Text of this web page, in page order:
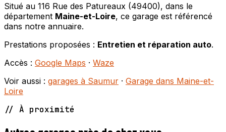
Situé au 116 Rue des Patureaux (49400), dans le
département Maine-et-Loire, ce garage est référencé
dans notre annuaire.
Prestations proposées : Entretien et réparation auto.
Accès : Google Maps · Waze
Voir aussi : garages à Saumur · Garage dans Maine-et-
Loire
// À proximité